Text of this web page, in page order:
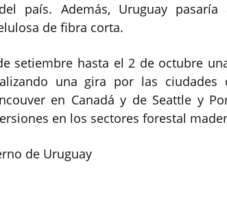
país. Además, Uruguay
de fibra corta.
setiembre hasta el 2 de octubre
una gira por las ciudades
en Canadá y de Seattle y
en los sectores forestal
de Uruguay